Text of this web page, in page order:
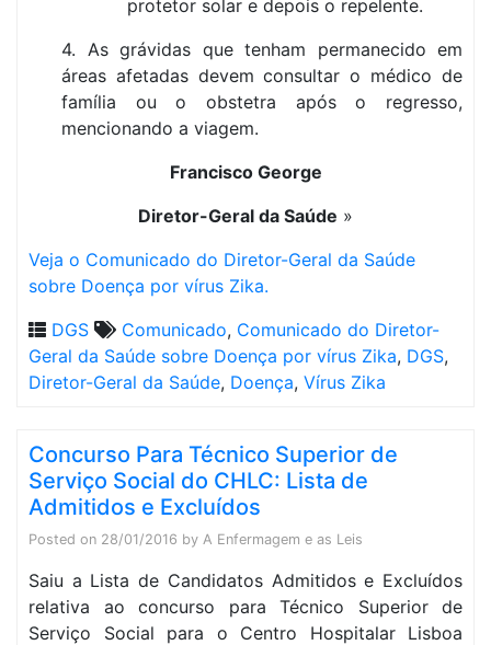
protetor solar e depois o repelente.
4. As grávidas que tenham permanecido em
áreas afetadas devem consultar o médico de
família ou o obstetra após o regresso,
mencionando a viagem.
Francisco George
Diretor-Geral da Saúde »
Veja o Comunicado do Diretor-Geral da Saúde
sobre Doença por vírus Zika.
DGS
Comunicado, Comunicado do Diretor-
Geral da Saúde sobre Doença por vírus Zika, DGS,
Diretor-Geral da Saúde, Doença, Vírus Zika
Concurso Para Técnico Superior de
Serviço Social do CHLC: Lista de
Admitidos e Excluídos
Posted on 28/01/2016 by A Enfermagem e as Leis
Saiu a Lista de Candidatos Admitidos e Excluídos
relativa ao concurso para Técnico Superior de
Serviço Social para o Centro Hospitalar Lisboa